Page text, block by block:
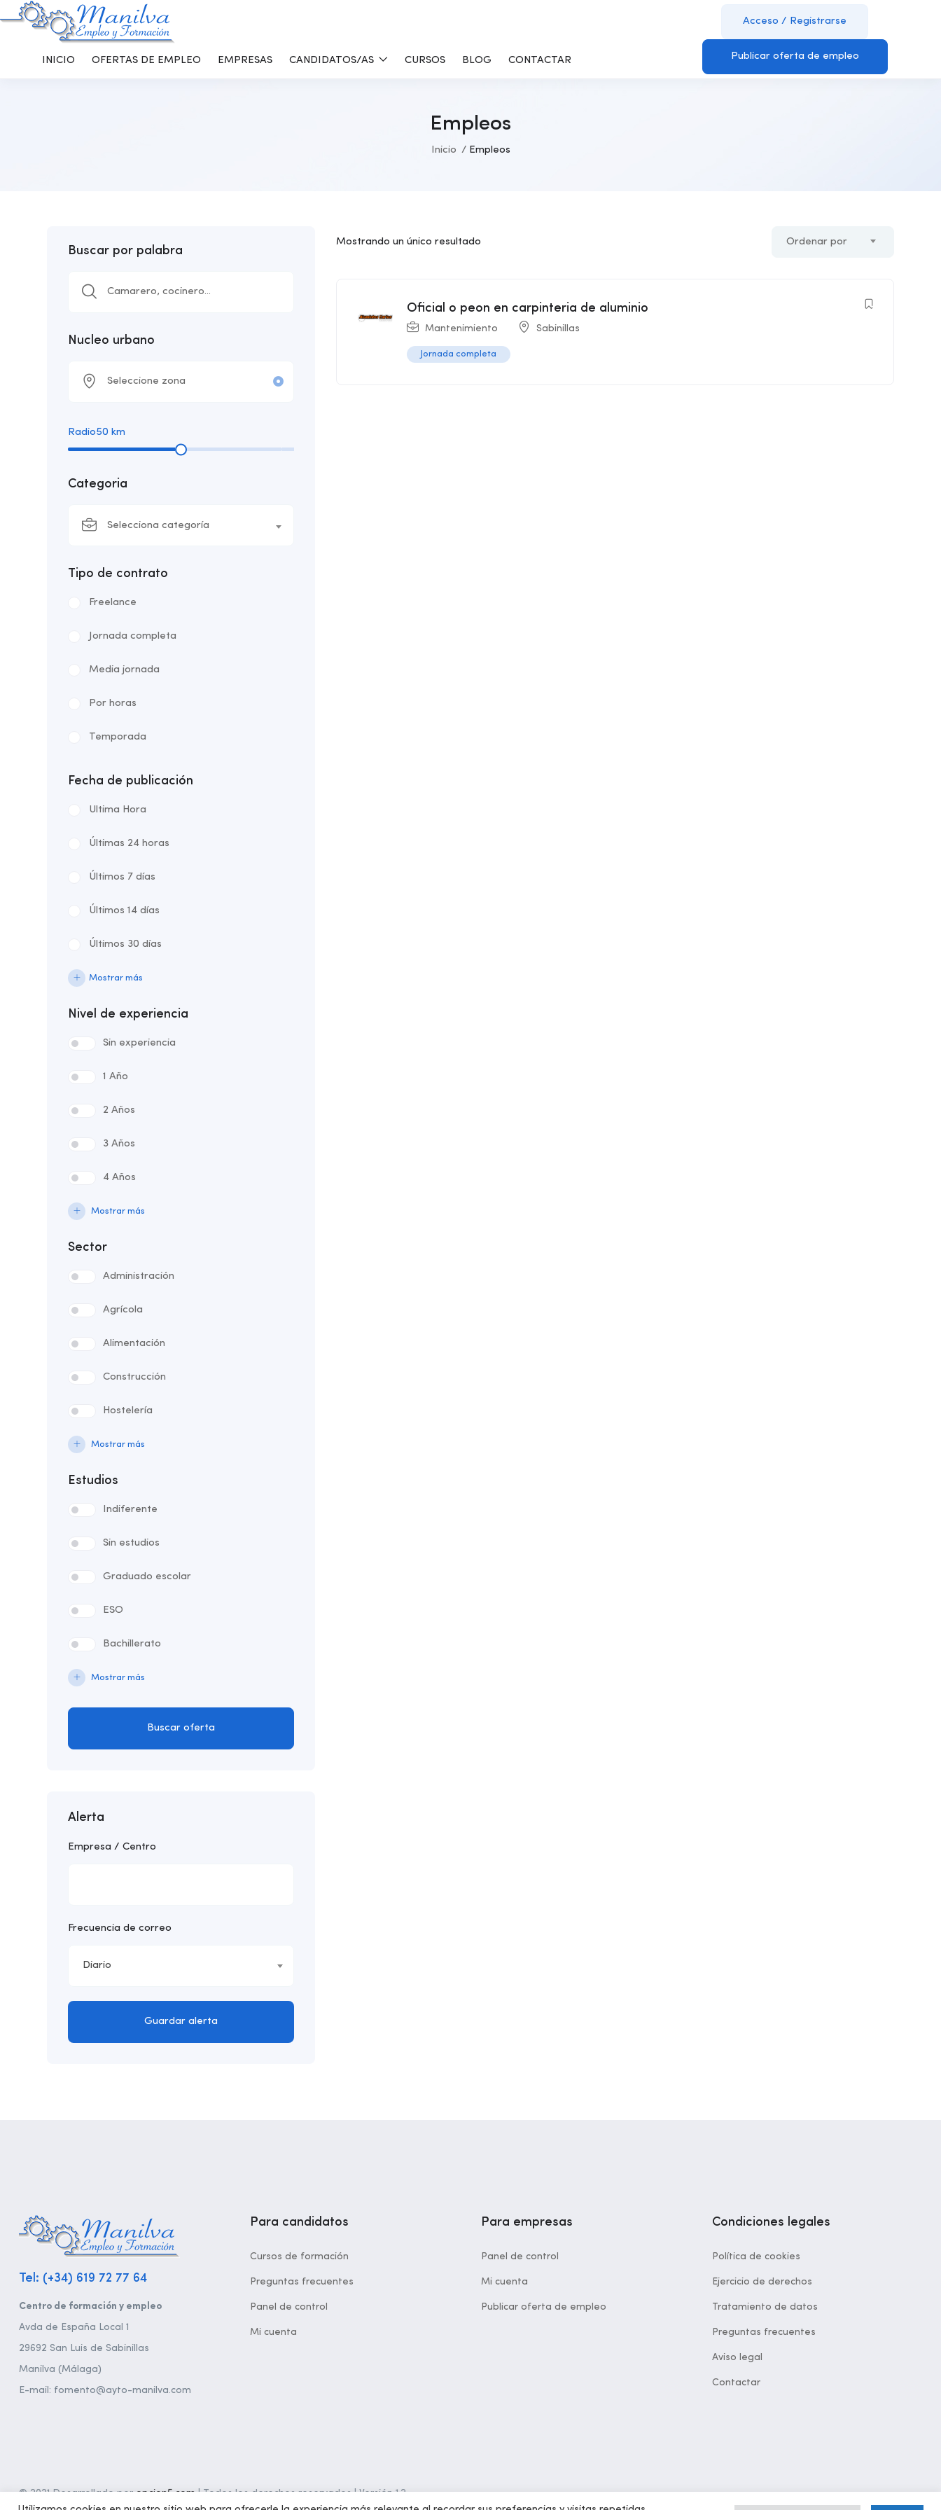
INICIO OFERTAS DE EMPLEO EMPRESAS CANDIDATOS/AS CURSOS BLOG CONTACTAR
Acceso / Registrarse
Publicar oferta de empleo
Empleos
Inicio Empleos
Buscar por palabra
Nucleo urbano
Radio50 km
Categoria
Selecciona categoría
Tipo de contrato
Freelance
Jornada completa
Media jornada
Por horas
Temporada
Fecha de publicación
Ultima Hora
Últimas 24 horas
Últimos 7 días
Últimos 14 días
Últimos 30 días
Mostrar más
Nivel de experiencia
Sin experiencia
1 Año
2 Años
3 Años
4 Años
Mostrar más
Sector
Administración
Agrícola
Alimentación
Construcción
Hostelería
Mostrar más
Estudios
Indiferente
Sin estudios
Graduado escolar
ESO
Bachillerato
Mostrar más
Buscar oferta
Alerta
Empresa / Centro
Frecuencia de correo
Diario
Guardar alerta
Mostrando un único resultado Ordenar por
Oficial o peon en carpinteria de aluminio
Mantenimiento Sabinillas
Jornada completa
Tel: (+34) 619 72 77 64
Centro de formación y empleo
Avda de España Local 1
29692 San Luis de Sabinillas
Manilva (Málaga)
E-mail: fomento@ayto-manilva.com
Para candidatos
Cursos de formación
Preguntas frecuentes
Panel de control
Mi cuenta
Para empresas
Panel de control
Mi cuenta
Publicar oferta de empleo
Condiciones legales
Política de cookies
Ejercicio de derechos
Tratamiento de datos
Preguntas frecuentes
Aviso legal
Contactar
© 2021 Desarrollado poropcion5.com| Todos los derechos reservados | Versión 1.2